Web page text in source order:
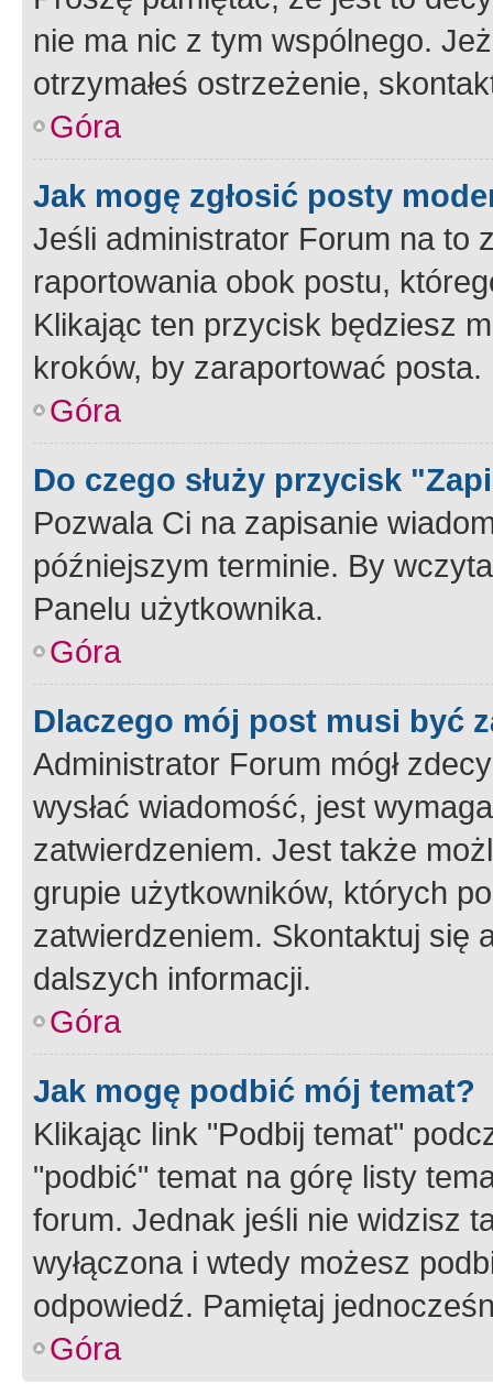
nie ma nic z tym wspólnego.
otrzymałeś ostrzeżenie,
Góra
Jak mogę zgłosić posty
Jeśli administrator Forum na to
raportowania obok postu,
Klikając ten przycisk będziesz
kroków, by zaraportować posta.
Góra
Do czego służy przycisk
Pozwala Ci na zapisanie
późniejszym terminie. By
Panelu użytkownika.
Góra
Dlaczego mój post musi być
Administrator Forum mógł
wysłać wiadomość, jest
zatwierdzeniem. Jest także
grupie użytkowników, których
zatwierdzeniem. Skontaktuj się
dalszych informacji.
Góra
Jak mogę podbić mój temat?
Klikając link "Podbij temat"
"podbić" temat na górę listy
forum. Jednak jeśli nie widzisz
wyłączona i wtedy możesz
odpowiedź. Pamiętaj
Góra